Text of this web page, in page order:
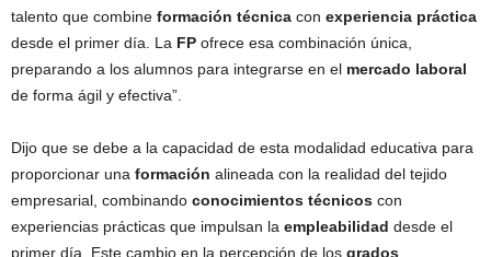
talento que combine formación técnica con experiencia práctica
desde el primer día. La FP ofrece esa combinación única,
preparando a los alumnos para integrarse en el mercado laboral
de forma ágil y efectiva”.
Dijo que se debe a la capacidad de esta modalidad educativa para
proporcionar una formación alineada con la realidad del tejido
empresarial, combinando conocimientos técnicos con
experiencias prácticas que impulsan la empleabilidad desde el
primer día. Este cambio en la percepción de los grados